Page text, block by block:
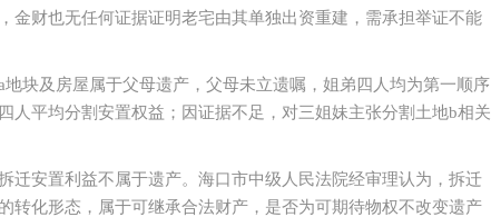
金财也无任何证据证明老宅由其单独出资重建，需承担举证不能
块及房屋属于父母遗产，父母未立遗嘱，姐弟四人均为第一顺序
人平均分割安置权益；因证据不足，对三姐妹主张分割土地b相关
迁安置利益不属于遗产。海口市中级人民法院经审理认为，拆迁
转化形态，属于可继承合法财产，是否为可期待物权不改变遗产